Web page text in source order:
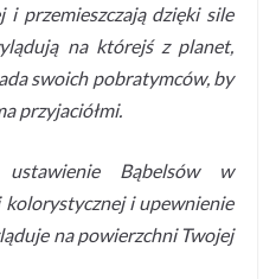
i przemieszczają dzięki sile
na którejś z planet,
swoich pobratymców, by
przyjaciółmi.
Bąbelsów w
i upewnienie
na powierzchni Twojej